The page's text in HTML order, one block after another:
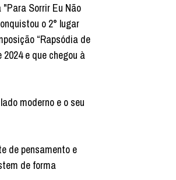
Sorrir Eu Não
o 2° lugar
“Rapsódia de
e que chegou à
moderno e o seu
de pensamento e
de forma